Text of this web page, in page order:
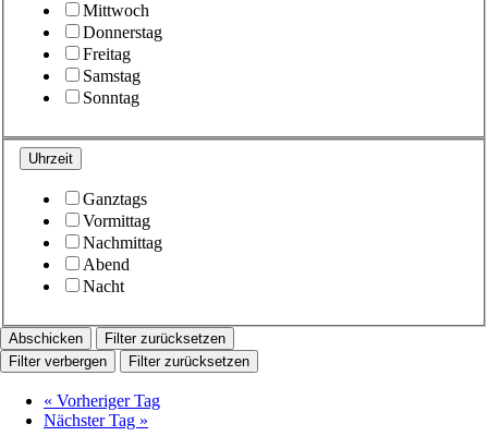
Mittwoch
Donnerstag
Freitag
Samstag
Sonntag
Uhrzeit
Ganztags
Vormittag
Nachmittag
Abend
Nacht
Filter zurücksetzen
Filter verbergen
Filter zurücksetzen
« Vorheriger Tag
Nächster Tag »